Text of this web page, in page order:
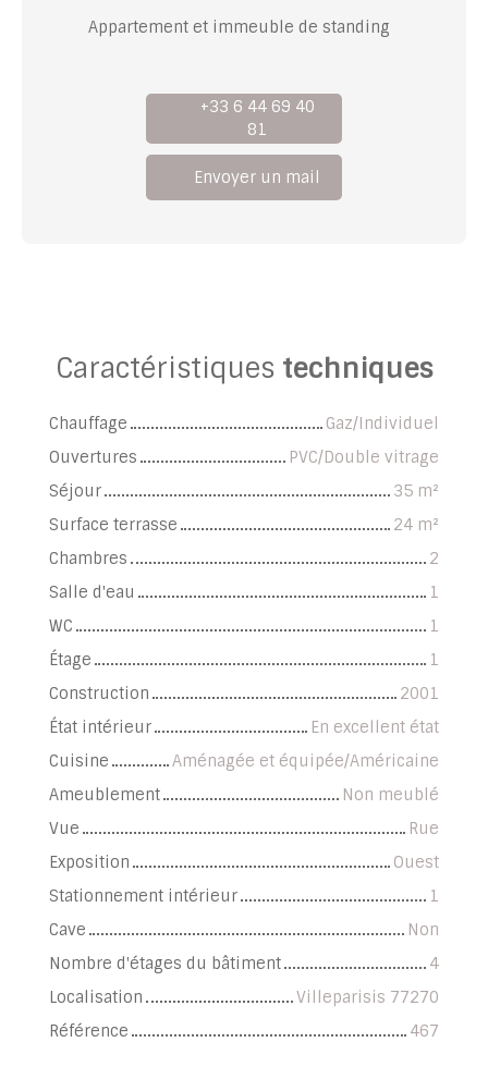
Appartement et immeuble de standing
+33 6 44 69 40
81
Envoyer un mail
Caractéristiques techniques
Chauffage
Gaz/Individuel
Ouvertures
PVC/Double vitrage
Séjour
35 m²
Surface terrasse
24 m²
Chambres
2
Salle d'eau
1
WC
1
Étage
1
Construction
2001
État intérieur
En excellent état
Cuisine
Aménagée et équipée/Américaine
Ameublement
Non meublé
Vue
Rue
Exposition
Ouest
Stationnement intérieur
1
Cave
Non
Nombre d'étages du bâtiment
4
Localisation
Villeparisis 77270
Référence
467